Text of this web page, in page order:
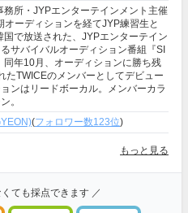
所・JYPエンターテインメント主催
オーディションを経てJYP練習生と
で放送された、JYPエンターテイン
サバイバルオーディション番組『SI
同年10月、オーディションに勝ち残
たTWICEのメンバーとしてデビュー
ンはリードボーカル。メンバーカラ
。
(フォロワー数123位)
もっと見る
ても採点できます ／